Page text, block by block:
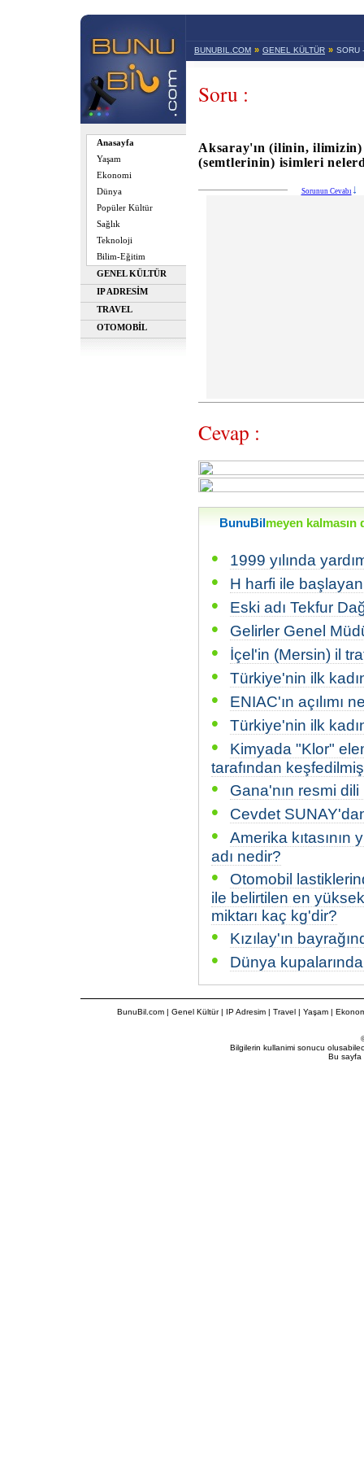
Anasayfa
Yaşam
Ekonomi
Dünya
Popüler Kültür
Sağlık
Teknoloji
Bilim-Eğitim
GENEL KÜLTÜR
IP ADRESİM
TRAVEL
OTOMOBİL
BUNUBIL.COM » GENEL KÜLTÜR » SORU
Soru :
Aksaray'ın (ilinin,
(semtlerinin) isimleri
Sorunun Cevabı
Cevap :
BunuBil meyen kalmasın
• 1999 yılında
• H harfi ile
• Eski adı Tekfur
• Gelirler Genel
• İçel'in (Mersin) il
• Türkiye'nin ilk
• ENIAC'ın açılımı
• Türkiye'nin ilk
•
Kimyada "Klor"
tarafından
• Gana'nın resmi
• Cevdet
•
Amerika
adı nedir?
•
Otomobil
ile belirtilen en
miktarı kaç kg'dir?
• Kızılay'ın
• Dünya
BunuBil.com| Genel Kültür| IP Adresim| Travel| Yaşam |
Bilgilerin kullanimi sonucu
Bu sayfa